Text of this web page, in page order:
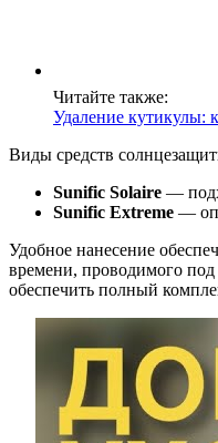
Читайте также:
Удаление кутикулы:
Виды средств
Sunific Solaire —
Sunific Extreme —
Удобное нанесение
времени, проводимого
обеспечить полный